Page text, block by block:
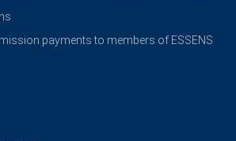
payments to members of ESSENS